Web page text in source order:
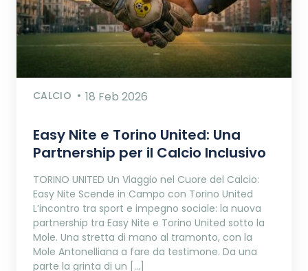
CALCIO 18 Feb 2026
Easy Nite e Torino United: Una
Partnership per il Calcio Inclusivo
TORINO UNITED Un Viaggio nel Cuore del Calcio:
Easy Nite Scende in Campo con Torino United
L’incontro tra sport e impegno sociale: la nuova
partnership tra Easy Nite e Torino United sotto la
Mole. Una stretta di mano al tramonto, con la
Mole Antonelliana a fare da testimone. Da una
parte la grinta di un […]